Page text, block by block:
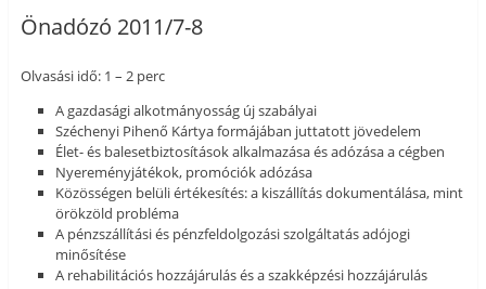
Önadózó 2011/7-8
Olvasási idő: 1 – 2 perc
A gazdasági alkotmányosság új szabályai
Széchenyi Pihenő Kártya formájában juttatott jövedelem
Élet- és balesetbiztosítások alkalmazása és adózása a cégben
Nyereményjátékok, promóciók adózása
Közösségen belüli értékesítés: a kiszállítás dokumentálása, mint
örökzöld probléma
A pénzszállítási és pénzfeldolgozási szolgáltatás adójogi
minősítése
A rehabilitációs hozzájárulás és a szakképzési hozzájárulás